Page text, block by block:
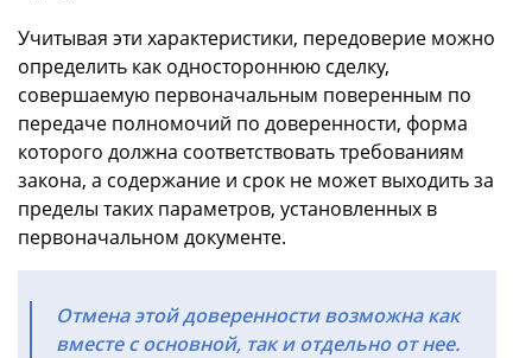
Учитывая эти характеристики, передоверие можно
определить как одностороннюю сделку,
совершаемую первоначальным поверенным по
передаче полномочий по доверенности, форма
которого должна соответствовать требованиям
закона, а содержание и срок не может выходить за
пределы таких параметров, установленных в
первоначальном документе.
Отмена этой доверенности возможна как
вместе с основной, так и отдельно от нее.